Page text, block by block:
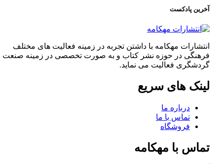
آخرین پادکست
انتشارات مهکامه با داشتن تجربه در زمینه فعالیت های مختلف
فرهنگی در حوزه نشر کتاب و به صورت تخصصی در زمینه صنعت
گردشگری فعالیت می نماید.
لینک های سریع
درباره ما
تماس با ما
فروشگاه
تماس با مهکامه